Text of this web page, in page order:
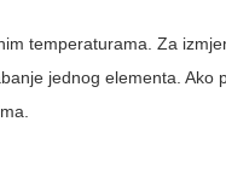
temperaturama. Za
jednog elementa. Ako